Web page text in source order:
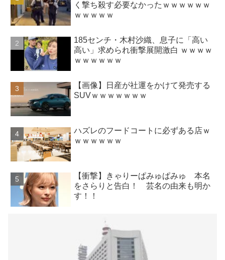
く撃ち殺す必要なかったｗｗｗｗｗｗ
ｗｗｗｗｗ
185センチ・木村沙織、息子に「高い
高い」求められ衝撃展開激白 ｗｗｗｗ
ｗｗｗｗｗｗ
【画像】日産が社運をかけて発売する
SUVｗｗｗｗｗｗｗ
ハズレのフードコートに必ずある店ｗ
ｗｗｗｗｗｗ
【衝撃】きゃりーぱみゅぱみゅ 本名
をさらりと告白！ 芸名の由来も明か
す！！